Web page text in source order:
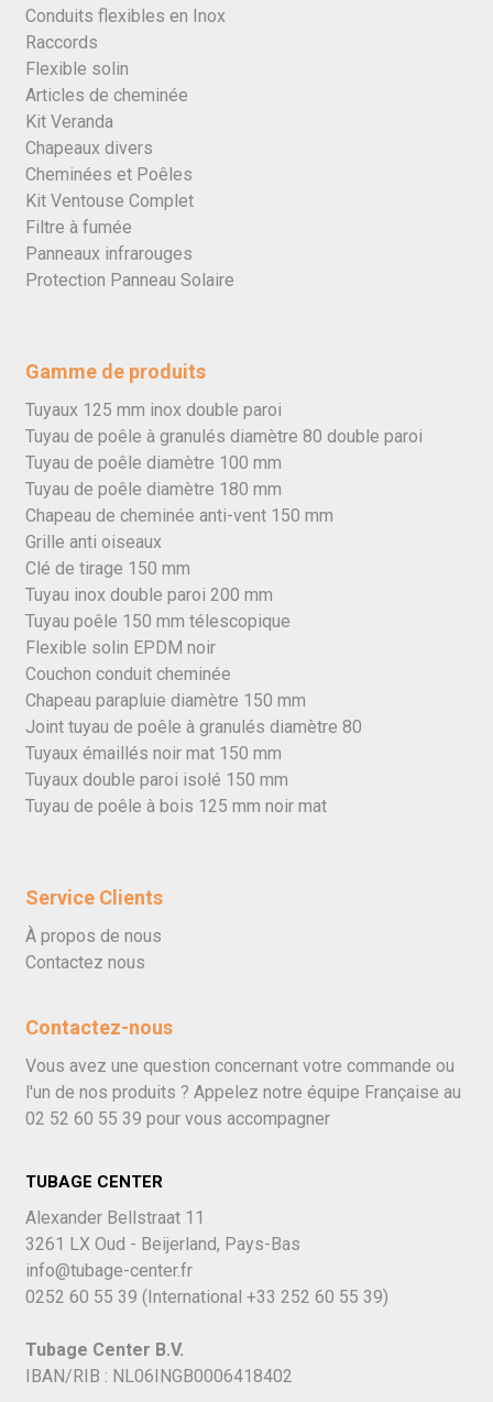
Conduits flexibles en Inox
Raccords
Flexible solin
Articles de cheminée
Kit Veranda
Chapeaux divers
Cheminées et Poêles
Kit Ventouse Complet
Filtre à fumée
Panneaux infrarouges
Protection Panneau Solaire
Gamme de produits
Tuyaux 125 mm inox double paroi
Tuyau de poêle à granulés diamètre 80 double paroi
Tuyau de poêle diamètre 100 mm
Tuyau de poêle diamètre 180 mm
Chapeau de cheminée anti-vent 150 mm
Grille anti oiseaux
Clé de tirage 150 mm
Tuyau inox double paroi 200 mm
Tuyau poêle 150 mm télescopique
Flexible solin EPDM noir
Couchon conduit cheminée
Chapeau parapluie diamètre 150 mm
Joint tuyau de poêle à granulés diamètre 80
Tuyaux émaillés noir mat 150 mm
Tuyaux double paroi isolé 150 mm
Tuyau de poêle à bois 125 mm noir mat
Service Clients
À propos de nous
Contactez nous
Contactez-nous
Vous avez une question concernant votre commande ou
l'un de nos produits ? Appelez notre équipe Française au
02 52 60 55 39 pour vous accompagner
TUBAGE CENTER
Alexander Bellstraat 11
3261 LX Oud - Beijerland, Pays-Bas
info@tubage-center.fr
0252 60 55 39 (International +33 252 60 55 39)
Tubage Center B.V.
IBAN/RIB : NL06INGB0006418402